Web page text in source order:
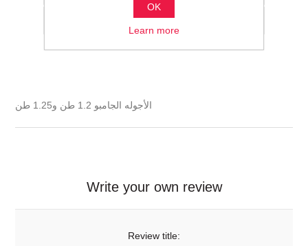
Write your own review
Review title:
OK
Learn more